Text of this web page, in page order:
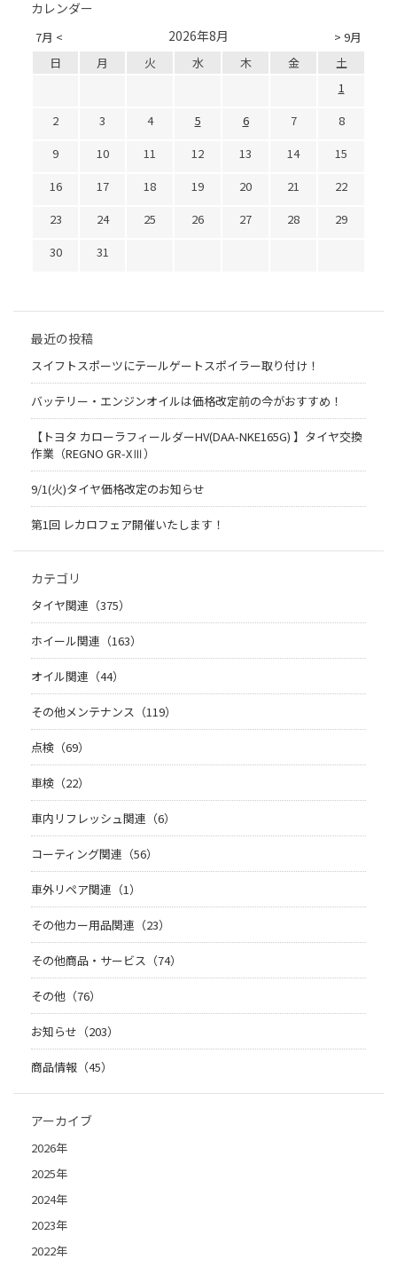
カレンダー
7月 < > 9月
2026年8月
日 月 火 水 木 金
土
1
2
3 4 5 6 7
8
9
10 11 12 13 14
15
16
17 18 19 20 21
22
23
24 25 26 27 28
29
30
31
最近の投稿
スイフトスポーツにテールゲートスポイラー取り付け！
バッテリー・エンジンオイルは価格改定前の今がおすすめ！
【トヨタ カローラフィールダーHV(DAA-NKE165G) 】タイヤ交換
作業（REGNO GR-XⅢ）
9/1(火)タイヤ価格改定のお知らせ
第1回 レカロフェア開催いたします！
カテゴリ
タイヤ関連（375）
ホイール関連（163）
オイル関連（44）
その他メンテナンス（119）
点検（69）
車検（22）
車内リフレッシュ関連（6）
コーティング関連（56）
車外リペア関連（1）
その他カー用品関連（23）
その他商品・サービス（74）
その他（76）
お知らせ（203）
商品情報（45）
アーカイブ
2026年
2025年
2024年
2023年
2022年